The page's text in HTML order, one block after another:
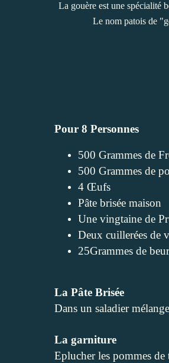
La gouère est une spécialité
Le nom patois de
Pour 8 Personnes
500 Grammes de
500 Grammes de
4 Œufs
Pâte brisée maison
Une vingtaine de
Deux cuillerées de
25Grammes de
La Pâte Brisée
Dans un saladier
La garniture
Eplucher les pommes de